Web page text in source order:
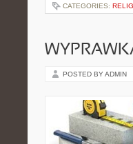
CATEGORIES:
POSTED BY ADMIN